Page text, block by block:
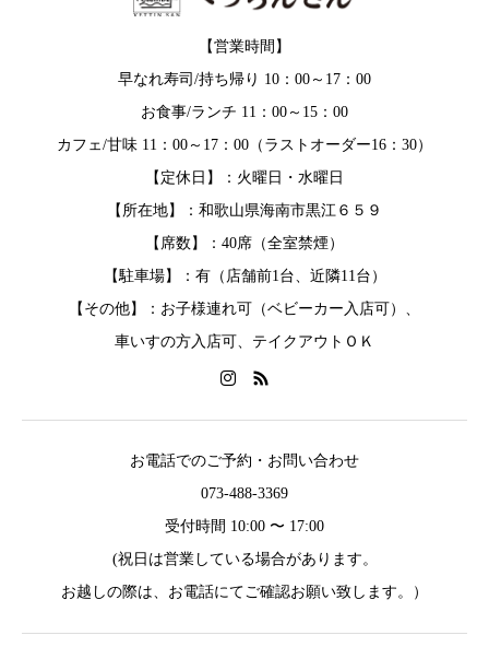
【営業時間】
早なれ寿司/持ち帰り 10：00～17：00
お食事/ランチ 11：00～15：00
カフェ/甘味 11：00～17：00（ラストオーダー16：30）
【定休日】：火曜日・水曜日
【所在地】：和歌山県海南市黒江６５９
【席数】：40席（全室禁煙）
【駐車場】：有（店舗前1台、近隣11台）
【その他】：お子様連れ可（ベビーカー入店可）、
車いすの方入店可、テイクアウトＯＫ
お電話でのご予約・お問い合わせ
073-488-3369
受付時間 10:00 〜 17:00
(祝日は営業している場合があります。
お越しの際は、お電話にてご確認お願い致します。）